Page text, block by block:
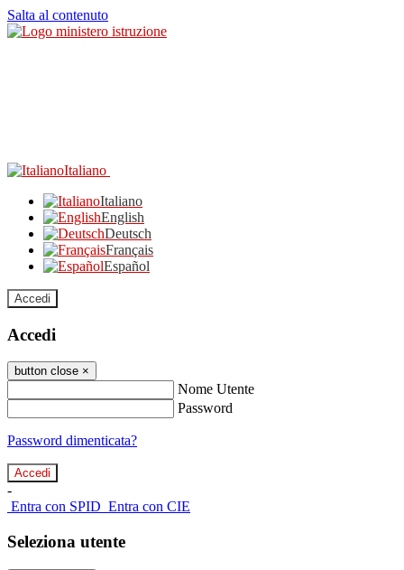
Salta al contenuto
Italiano
Italiano
English
Deutsch
Français
Español
Accedi
Accedi
button close ×
Nome Utente
Password
Password dimenticata?
-
Entra con SPID Entra con CIE
Seleziona utente